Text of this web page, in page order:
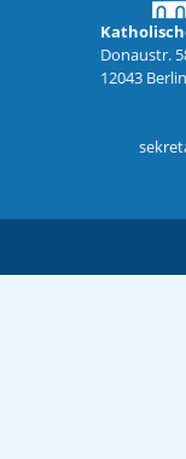
Donaustr.
12043 Berlin